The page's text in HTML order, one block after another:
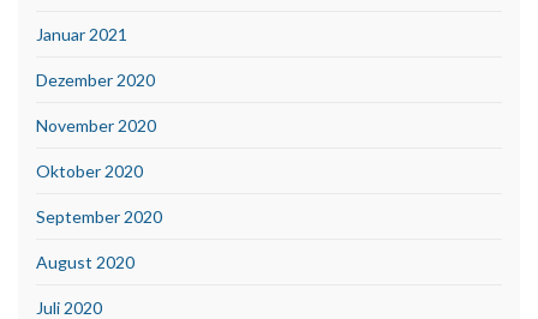
Januar 2021
Dezember 2020
November 2020
Oktober 2020
September 2020
August 2020
Juli 2020